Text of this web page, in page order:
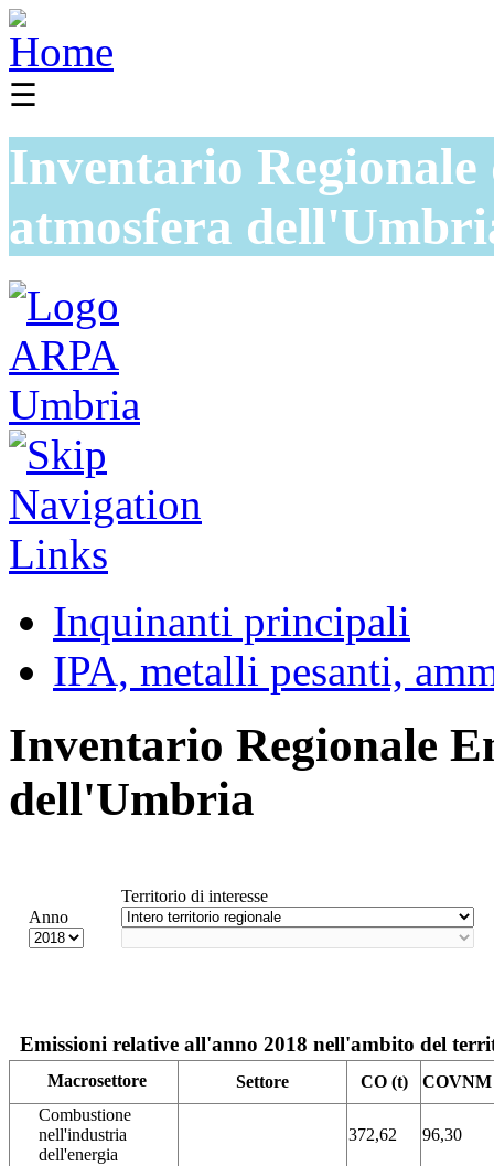
☰
Inventario
atmosfera
Inquinanti principali
IPA, metalli pesanti,
Inventario Regionale
dell'Umbria
Anno
Territorio di interesse
Emissioni relative all'anno 2018 nell'ambito del
Macrosettore Settore CO (t)
COVNM
Combustione
nell'industria
dell'energia
372,62 96,30